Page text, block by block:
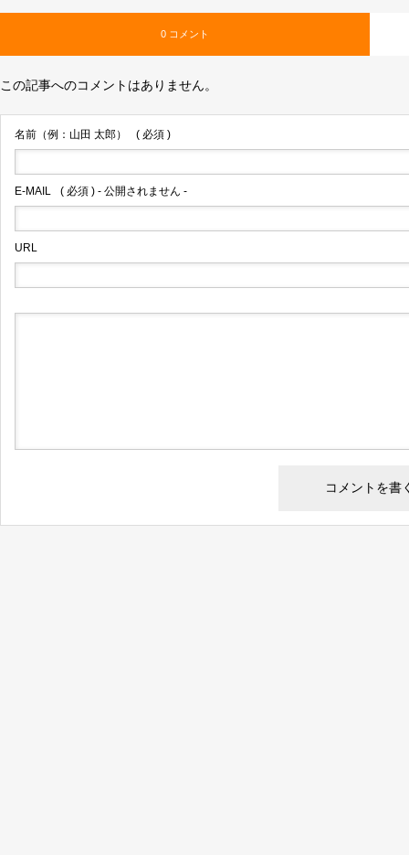
0 コメント
この記事へのコメントはありません。
名前（例：山田 太郎） ( 必須 )
E-MAIL ( 必須 ) - 公開されません -
URL